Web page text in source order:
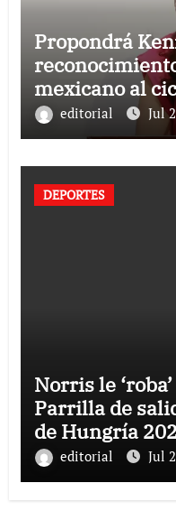
Propondrá
mexicano al
editorial Jul
DEPORTES
Norris le
Parrilla de
de Hungría
editorial Jul